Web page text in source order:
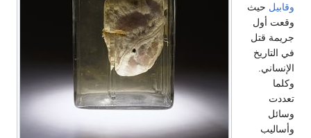
وقابيل حيث
وقعت أول
جريمة قتل
في التاريخ
الإنساني.
وكلما
تعددت
وسائل
وأساليب